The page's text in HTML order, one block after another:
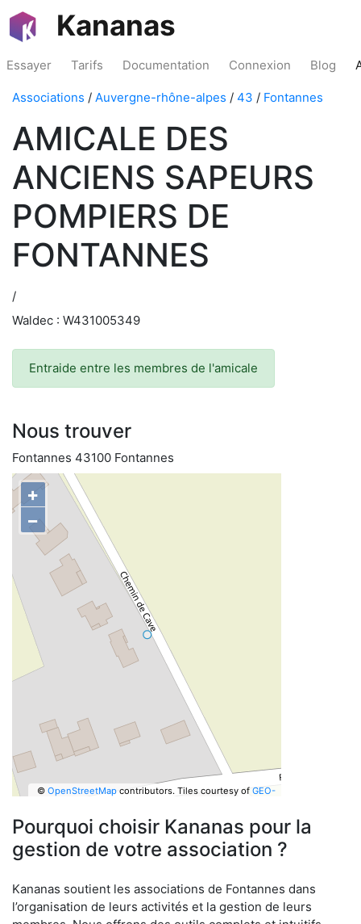
Kananas
Essayer Tarifs Documentation Connexion Blog
Associations / Auvergne-rhône-alpes / 43 / Fontannes
AMICALE DES
ANCIENS SAPEURS
POMPIERS DE
FONTANNES
/
Waldec : W431005349
Entraide entre les membres de l'amicale
Nous trouver
Fontannes 43100 Fontannes
+
−
© OpenStreetMapcontributors. Tiles courtesy of GEO-
Pourquoi choisir Kananas pour la
gestion de votre association ?
Kananas soutient les associations de Fontannes dans
l’organisation de leurs activités et la gestion de leurs